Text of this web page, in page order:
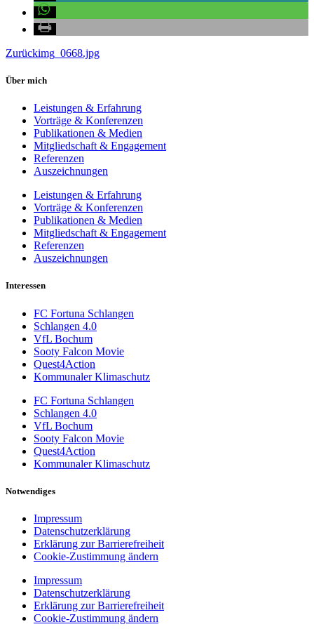
Zurückimg_0668.jpg
Über mich
Leistungen & Erfahrung
Vorträge & Konferenzen
Publikationen & Medien
Mitgliedschaft & Engagement
Referenzen
Auszeichnungen
Leistungen & Erfahrung
Vorträge & Konferenzen
Publikationen & Medien
Mitgliedschaft & Engagement
Referenzen
Auszeichnungen
Interessen
FC Fortuna Schlangen
Schlangen 4.0
VfL Bochum
Sooty Falcon Movie
Quest4Action
Kommunaler Klimaschutz
FC Fortuna Schlangen
Schlangen 4.0
VfL Bochum
Sooty Falcon Movie
Quest4Action
Kommunaler Klimaschutz
Notwendiges
Impressum
Datenschutzerklärung
Erklärung zur Barrierefreiheit
Cookie-Zustimmung ändern
Impressum
Datenschutzerklärung
Erklärung zur Barrierefreiheit
Cookie-Zustimmung ändern